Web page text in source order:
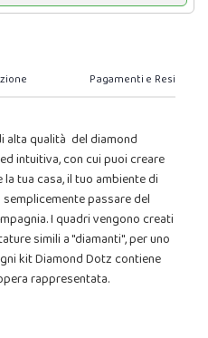
Pagamenti e Resi
alta qualità del diamond
intuitiva, con cui puoi creare
tua casa, il tuo ambiente di
passare del
I quadri vengono creati
simili a "diamanti", per uno
kit Diamond Dotz contiene
rappresentata.